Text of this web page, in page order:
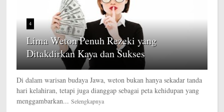
4
Lima Weton Penuh Rezeki yang
Ditakdirkan Kaya dan Sukses
Di dalam warisan budaya Jawa, weton bukan hanya sekadar tanda
hari kelahiran, tetapi juga dianggap sebagai peta kehidupan yang
menggambarkan... Selengkapnya